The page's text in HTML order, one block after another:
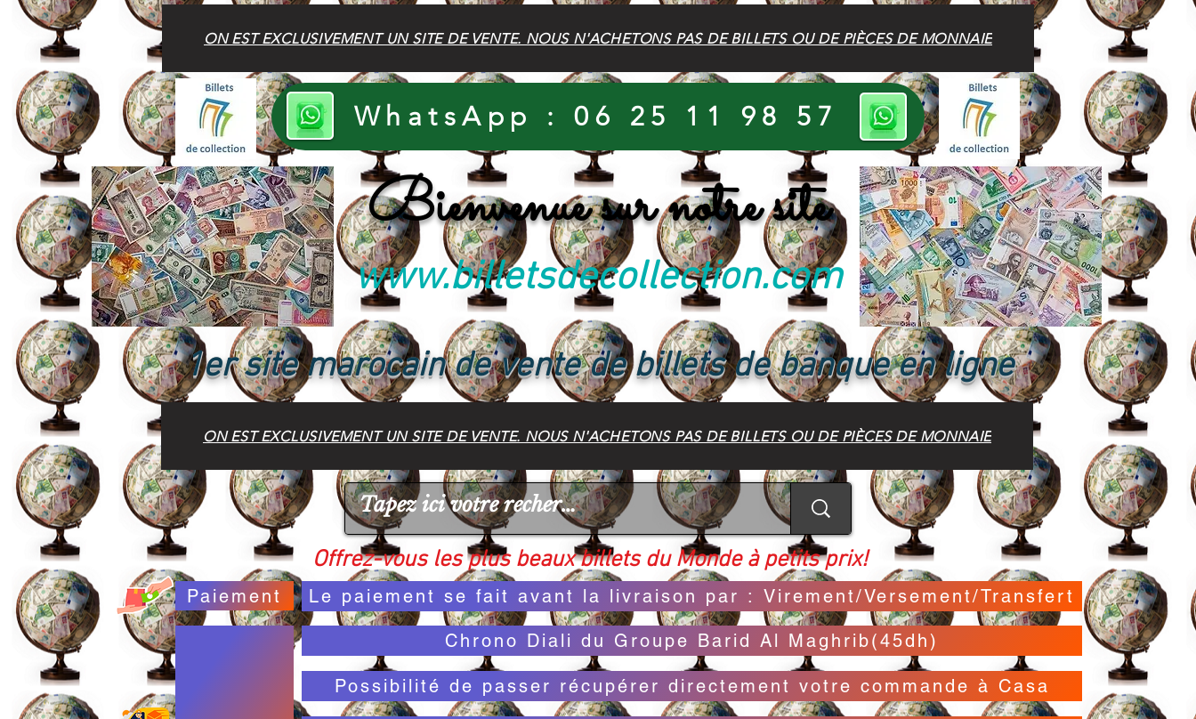
ON EST EXCLUSIVEMENT UN SITE DE VENTE. NOUS N'ACHETONS PAS DE BILLETS OU DE PIÈCES DE MONNAIE
WhatsApp : 06 25 11 98 57
Bienvenue sur notre site
www.billetsdecollection.com
1er site marocain de vente de billets de banque en ligne
ON EST EXCLUSIVEMENT UN SITE DE VENTE. NOUS N'ACHETONS PAS DE BILLETS OU DE PIÈCES DE MONNAIE
Offrez-vous les plus beaux billets du Monde à petits prix!
Paiement Le paiement se fait avant la livraison par : Virement/Versement/Transfert
Chrono Diali du Groupe Barid Al Maghrib(45dh)
Possibilité de passer récupérer directement votre commande à Casa